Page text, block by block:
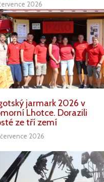
2026
jarmark 2026 v
Lhotce. Dorazili
ze tří zemí
2026